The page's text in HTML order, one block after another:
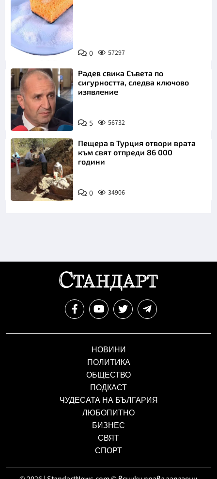
Снимка:
Пиксабей
0 57297
Радев свика Съвета по
сигурността, следва ключово
изявление
5 56732
Пещера в Турция отвори врата
към свят отпреди 86 000
години
0 34906
НОВИНИ
ПОЛИТИКА
ОБЩЕСТВО
ПОДКАСТ
ЧУДЕСАТА НА БЪЛГАРИЯ
ЛЮБОПИТНО
БИЗНЕС
СВЯТ
СПОРТ